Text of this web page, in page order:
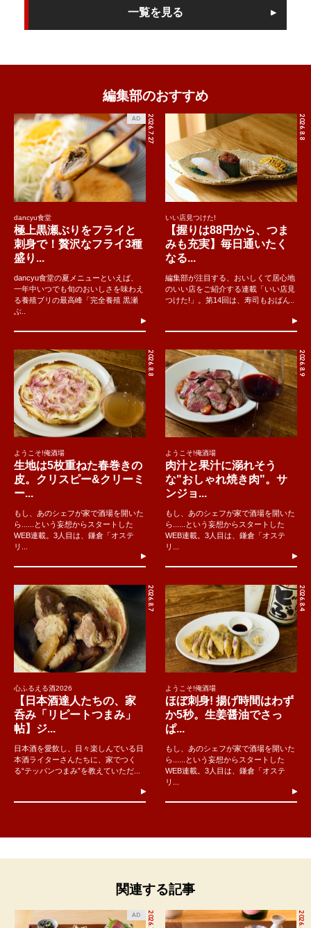
一覧を見る
編集部のおすすめ
2026.7.27
AD
dancyu食堂
極上黒瀬ぶりをフライと
刺身で！贅沢なフライ3種
盛り...
dancyu食堂の夏メニューといえば、
一年中いつでも旬のおいしさを味わえ
る養殖ブリの最高峰「完全養殖 黒瀬
ぶ..
2026.8.8
いい店見つけた!
【握りは88円から、つま
みも充実】毎日通いたく
なる...
編集部が注目する、おいしくて居心地
のいい店をご紹介する連載「いい店見
つけた!」。第14回は、寿司もおばん..
2026.8.8
ようこそ!俺酒場
生地は5枚重ねた春巻きの
皮。クリスピー&クリーミ
ー...
もし、あのシェフが家で酒場を開いた
ら......という妄想からスタートした
WEB連載。3人目は、鎌倉「オステ
リ...
2026.8.9
ようこそ!俺酒場
肉汁と果汁に溺れそう
な"おしゃれ焼き肉"。サ
ンジョ...
もし、あのシェフが家で酒場を開いた
ら......という妄想からスタートした
WEB連載。3人目は、鎌倉「オステ
リ...
2026.8.7
心ふるえる酒2026
【日本酒達人たちの、家
呑み「リピートつまみ」
帖】ジ...
日本酒を愛飲し、日々楽しんでいる日
本酒ライターさんたちに、家でつく
る“テッパンつまみ”を教えていただ...
2026.8.4
ようこそ!俺酒場
ほぼ刺身! 揚げ時間はわず
か5秒。生姜醤油でさっ
ぱ...
もし、あのシェフが家で酒場を開いた
ら......という妄想からスタートした
WEB連載。3人目は、鎌倉「オステ
リ...
関連する記事
AD